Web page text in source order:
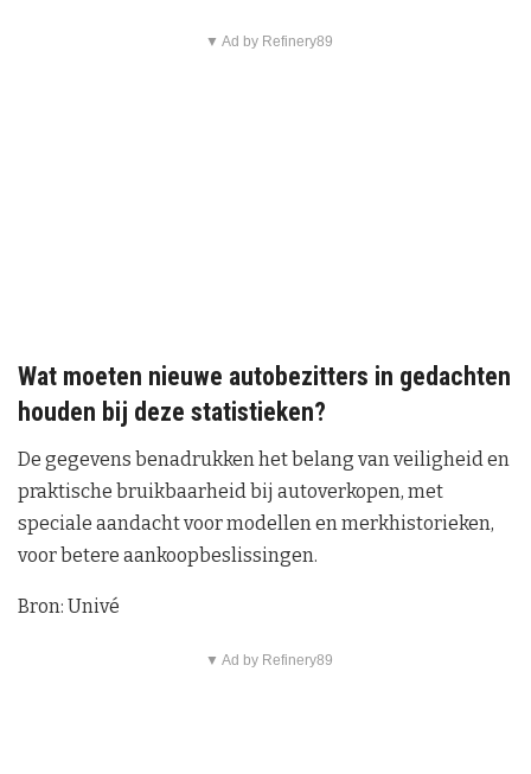
▼ Ad by Refinery89
Wat moeten nieuwe autobezitters in gedachten
houden bij deze statistieken?
De gegevens benadrukken het belang van veiligheid en
praktische bruikbaarheid bij autoverkopen, met
speciale aandacht voor modellen en merkhistorieken,
voor betere aankoopbeslissingen.
Bron: Univé
▼ Ad by Refinery89